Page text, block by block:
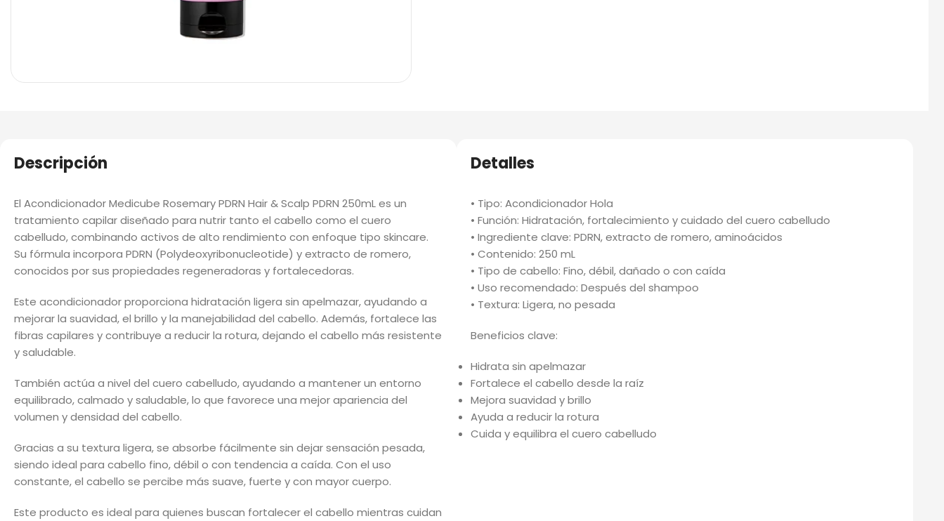
Descripción
El Acondicionador Medicube Rosemary PDRN Hair & Scalp PDRN 250mLes un
tratamiento capilar diseñado para nutrir tanto el cabello como el cuero
cabelludo, combinando activos de alto rendimiento con enfoque tipo skincare.
Su fórmula incorpora PDRN (Polydeoxyribonucleotide) y extracto de romero,
conocidos por sus propiedades regeneradoras y fortalecedoras.
Este acondicionador proporciona hidratación ligera sin apelmazar, ayudando a
mejorar la suavidad, el brillo y la manejabilidad del cabello. Además, fortalece las
fibras capilares y contribuye a reducir la rotura, dejando el cabello más resistente
y saludable.
También actúa a nivel del cuero cabelludo, ayudando a mantener un entorno
equilibrado, calmado y saludable, lo que favorece una mejor apariencia del
volumen y densidad del cabello.
Gracias a su textura ligera, se absorbe fácilmente sin dejar sensación pesada,
siendo ideal para cabello fino, débil o con tendencia a caída. Con el uso
constante, el cabello se percibe más suave, fuerte y con mayor cuerpo.
Este producto es ideal para quienes buscan fortalecer el cabello mientras cuidan
Detalles
• Tipo: Acondicionador Hola
• Función: Hidratación, fortalecimiento y cuidado del cuero cabelludo
• Ingrediente clave: PDRN, extracto de romero, aminoácidos
• Contenido: 250 mL
• Tipo de cabello: Fino, débil, dañado o con caída
• Uso recomendado: Después del shampoo
• Textura: Ligera, no pesada
Beneficios clave:
Hidrata sin apelmazar
Fortalece el cabello desde la raíz
Mejora suavidad y brillo
Ayuda a reducir la rotura
Cuida y equilibra el cuero cabelludo